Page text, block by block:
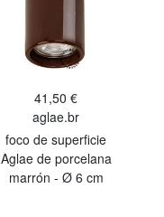
41,50 €
aglae.br
foco de superficie
Aglae de porcelana
marrón - Ø 6 cm